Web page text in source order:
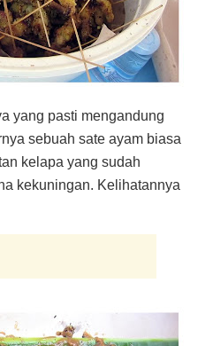
yang pasti mengandung
sebuah sate ayam biasa
kelapa yang sudah
kekuningan. Kelihatannya